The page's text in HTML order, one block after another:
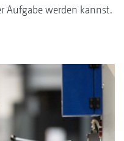
Aufgabe werden kannst.